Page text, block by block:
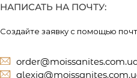
НАПИСАТЬ НА ПОЧТУ:
Создайте заявку с помощью